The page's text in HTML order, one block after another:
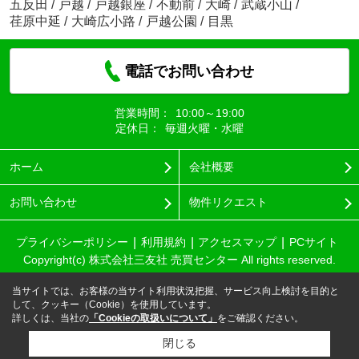
五反田 / 戸越 / 戸越銀座 / 不動前 / 大崎 / 武蔵小山 /
荏原中延 / 大崎広小路 / 戸越公園 / 目黒
電話でお問い合わせ
営業時間：
10:00～19:00
定休日：
毎週火曜・水曜
ホーム 会社概要
お問い合わせ 物件リクエスト
プライバシーポリシー 利用規約 アクセスマップ
PCサイト
Copyright(c) 株式会社三友社 売買センター All rights reserved.
当サイトでは、お客様の当サイト利用状況把握、サービス向上検討を目的と
して、クッキー（Cookie）を使用しています。
詳しくは、当社の 「Cookieの取扱いについて」 をご確認ください。
閉じる